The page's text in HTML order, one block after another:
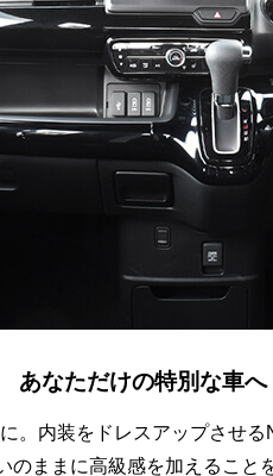
あなただけの特別な車
。内装をドレスアップさせる
のままに高級感を加えること